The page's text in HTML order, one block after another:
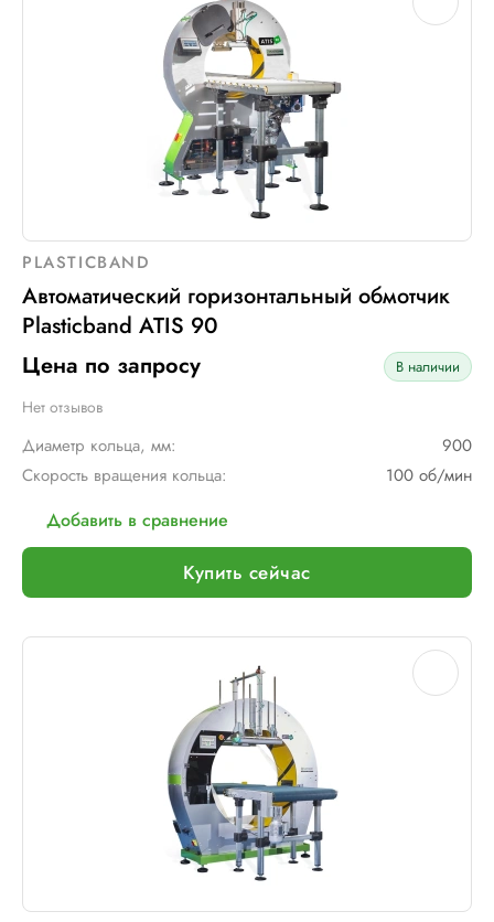
PLASTICBAND
Автоматический горизонтальный обмотчик
Plasticband ATIS 90
Цена по запросу
В наличии
Нет отзывов
Диаметр кольца, мм:
900
Скорость вращения кольца:
100 об/мин
Добавить в сравнение
Купить сейчас